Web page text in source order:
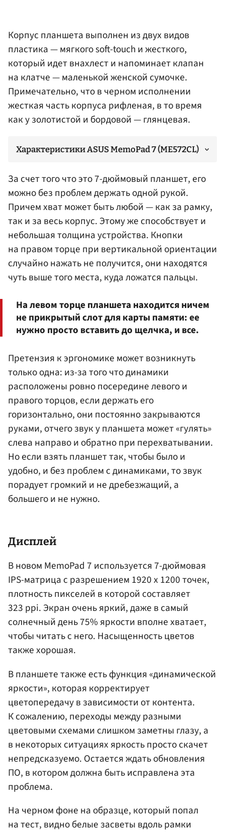
Корпус планшета выполнен из двух видов
пластика — мягкого soft-touch и жесткого,
который идет внахлест и напоминает клапан
на клатче — маленькой женской сумочке.
Примечательно, что в черном исполнении
жесткая часть корпуса рифленая, в то время
как у золотистой и бордовой — глянцевая.
Характеристики ASUS MemoPad 7 (ME572CL)
За счет того что это 7-дюймовый планшет, его
можно без проблем держать одной рукой.
Причем хват может быть любой — как за рамку,
так и за весь корпус. Этому же способствует и
небольшая толщина устройства. Кнопки
на правом торце при вертикальной ориентации
случайно нажать не получится, они находятся
чуть выше того места, куда ложатся пальцы.
На левом торце планшета находится ничем
не прикрытый слот для карты памяти: ее
нужно просто вставить до щелчка, и все.
Претензия к эргономике может возникнуть
только одна: из-за того что динамики
расположены ровно посередине левого и
правого торцов, если держать его
горизонтально, они постоянно закрываются
руками, отчего звук у планшета может «гулять»
слева направо и обратно при перехватывании.
Но если взять планшет так, чтобы было и
удобно, и без проблем с динамиками, то звук
порадует громкий и не дребезжащий, а
большего и не нужно.
Дисплей
В новом MemoPad 7 используется 7-дюймовая
IPS-матрица с разрешением 1920 х 1200 точек,
плотность пикселей в которой составляет
323 ppi. Экран очень яркий, даже в самый
солнечный день 75% яркости вполне хватает,
чтобы читать с него. Насыщенность цветов
также хорошая.
В планшете также есть функция «динамической
яркости», которая корректирует
цветопередачу в зависимости от контента.
К сожалению, переходы между разными
цветовыми схемами слишком заметны глазу, а
в некоторых ситуациях яркость просто скачет
непредсказуемо. Остается ждать обновления
ПО, в котором должна быть исправлена эта
проблема.
На черном фоне на образце, который попал
на тест, видно белые засветы вдоль рамки